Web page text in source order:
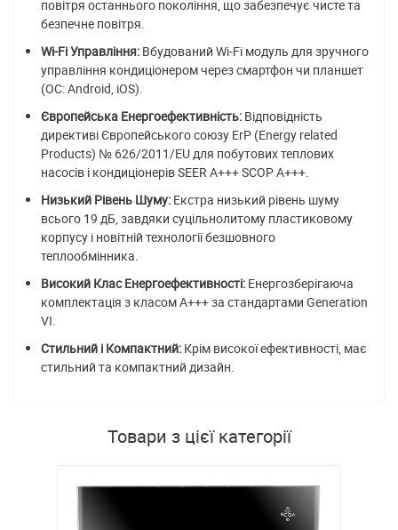
повітря останнього покоління, що забезпечує чисте та
безпечне повітря.
Wi-Fi Управління: Вбудований Wi-Fi модуль для зручного
управління кондиціонером через смартфон чи планшет
(ОС: Android, iOS).
Європейська Енергоефективність: Відповідність
директиві Європейського союзу ErP (Energy related
Products) № 626/2011/EU для побутових теплових
насосів і кондиціонерів SEER A+++ SCOP A+++.
Низький Рівень Шуму: Екстра низький рівень шуму
всього 19 дБ, завдяки суцільнолитому пластиковому
корпусу і новітній технології безшовного
теплообмінника.
Високий Клас Енергоефективності: Енергозберігаюча
комплектація з класом A+++ за стандартами Generation
VI.
Стильний і Компактний: Крім високої ефективності, має
стильний та компактний дизайн.
Товари з цієї категорії